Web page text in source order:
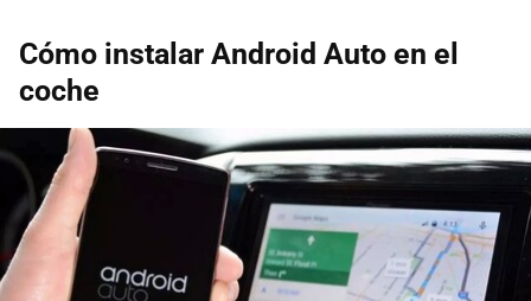
Cómo instalar Android Auto en el
coche